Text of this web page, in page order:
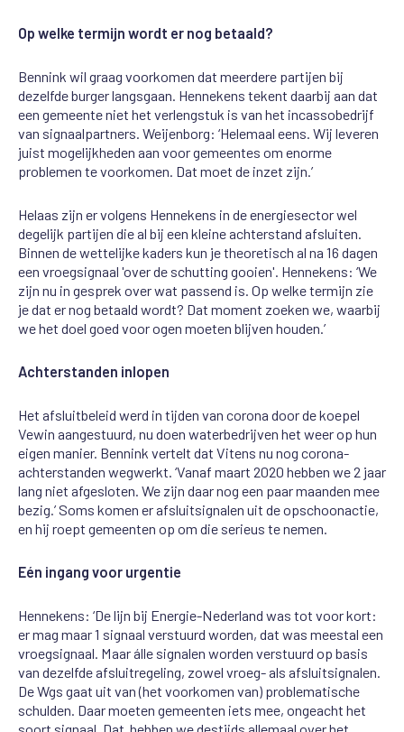
Op welke termijn wordt er nog betaald?
Bennink wil graag voorkomen dat meerdere partijen bij
dezelfde burger langsgaan. Hennekens tekent daarbij aan dat
een gemeenteniet het verlengstuk is van het incassobedrijf
van signaalpartners. Weijenborg: ‘Helemaal eens. Wij leveren
juist mogelijkheden aan voor gemeentes om enorme
problemen tevoorkomen. Dat moet de inzet zijn.’
Helaas zijn er volgens Hennekens in de energiesector wel
degelijk partijen die al bij een kleine achterstand afsluiten.
Binnen de wettelijke kaders kun je theoretisch al na 16 dagen
een vroegsignaal 'over de schutting gooien'. Hennekens: ‘We
zijn nu in gesprek over wat passend is. Op welke termijn zie
je dat ernog betaald wordt? Dat moment zoeken we, waarbij
wehet doel goed voorogen moeten blijven houden.’
Achterstanden inlopen
Het afsluitbeleid werd in tijden van corona door de koepel
Vewin aangestuurd, nu doen waterbedrijven het weer op hun
eigen manier. Bennink vertelt dat Vitens nu nog corona-
achterstanden wegwerkt. ‘Vanaf maart 2020 hebben we 2 jaar
lang niet afgesloten. We zijn daar nog een paar maanden mee
bezig.’ Soms komen er afsluitsignalen uit de opschoonactie,
en hij roept gemeenten op om die serieus tenemen.
Eén ingang voor urgentie
Hennekens: ‘De lijn bij Energie-Nederland was tot voor kort:
er mag maar 1 signaal verstuurd worden, dat was meestal een
vroegsignaal. Maarálle signalen worden verstuurd op basis
van dezelfde afsluitregeling, zowel vroeg-als afsluitsignalen.
DeWgs gaat uit van(het voorkomen van) problematische
schulden. Daar moeten gemeenten iets mee, ongeacht het